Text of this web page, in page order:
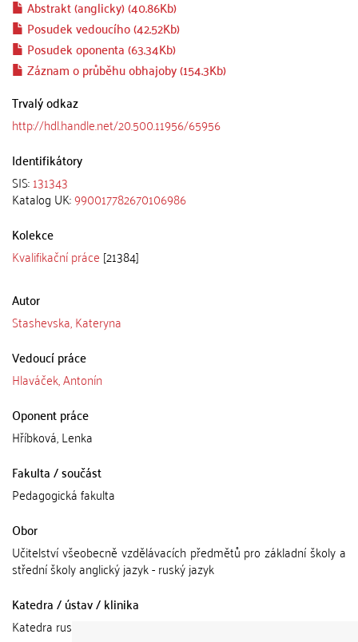
Abstrakt (anglicky) (40.86Kb)
Posudek vedoucího (42.52Kb)
Posudek oponenta (63.34Kb)
Záznam o průběhu obhajoby (154.3Kb)
Trvalý odkaz
http://hdl.handle.net/20.500.11956/65956
Identifikátory
SIS:131343
Katalog UK:990017782670106986
Kolekce
Kvalifikační práce [21384]
Autor
Stashevska, Kateryna
Vedoucí práce
Hlaváček, Antonín
Oponent práce
Hříbková, Lenka
Fakulta / součást
Pedagogická fakulta
Obor
Učitelství všeobecně vzdělávacích předmětů pro základní školy a
střední školy anglický jazyk - ruský jazyk
Katedra / ústav / klinika
Katedra rusistiky a lingvodidaktiky